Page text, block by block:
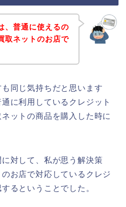
、普通に使えるの
取ネットのお店で
同じ気持ちだと思います
に利用しているクレジット
ットの商品を購入した時に
対して、私が思う解決策
お店で対応しているクレジ
るということでした。